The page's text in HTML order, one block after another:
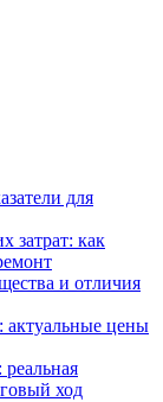
для
затрат: как
и отличия
актуальные цены
ход